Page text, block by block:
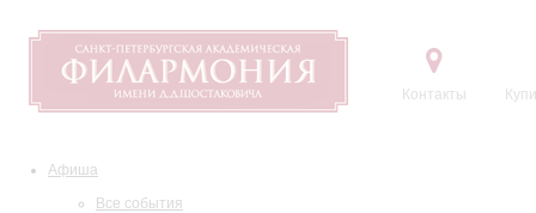
Контакты
Афиша
Все события